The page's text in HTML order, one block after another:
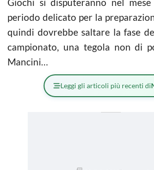
periodo delicato per la
quindi dovrebbe saltare la fase
campionato, una tegola non di
Mancini…
Leggi gli articoli più recenti di